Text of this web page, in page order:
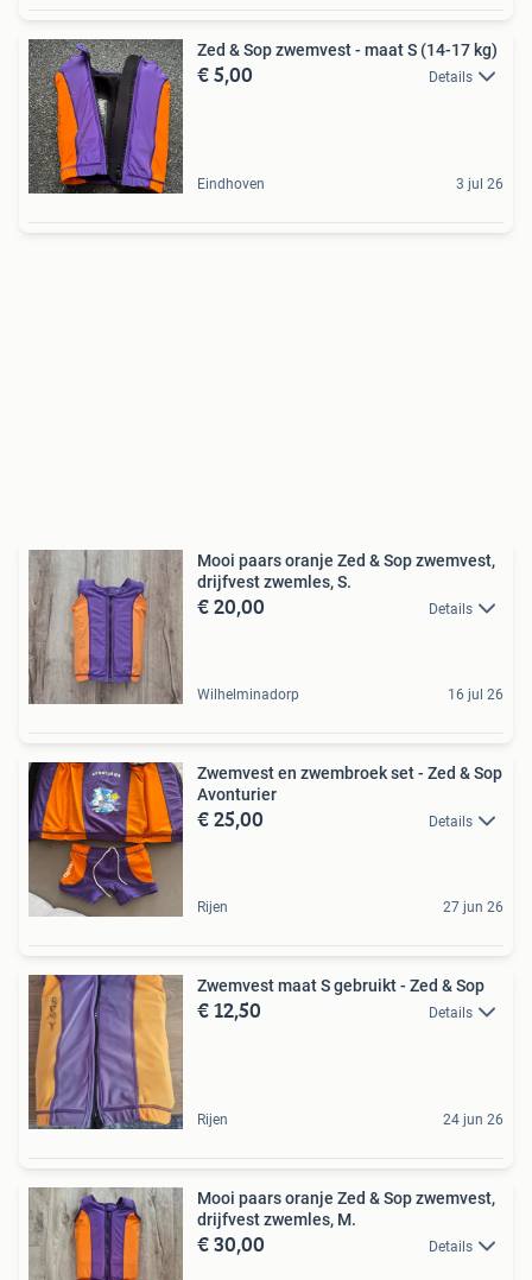
Zed & Sop zwemvest - maat S (14-17 kg)
€ 5,00 Details
Eindhoven 3 jul 26
Mooi paars oranje Zed & Sop zwemvest,
drijfvest zwemles, S.
€ 20,00 Details
Wilhelminadorp 16 jul 26
Zwemvest en zwembroek set - Zed & Sop
Avonturier
€ 25,00 Details
Rijen 27 jun 26
Zwemvest maat S gebruikt - Zed & Sop
€ 12,50 Details
Rijen 24 jun 26
Mooi paars oranje Zed & Sop zwemvest,
drijfvest zwemles, M.
€ 30,00 Details